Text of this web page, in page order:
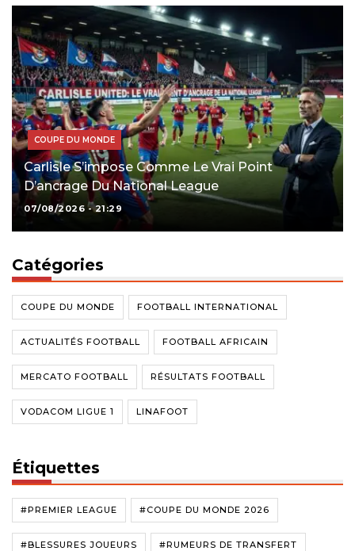
COUPE DU MONDE
Carlisle S’impose Comme Le Vrai Point
D’ancrage Du National League
07/08/2026 - 21:29
Catégories
COUPE DU MONDE FOOTBALL INTERNATIONAL
ACTUALITÉS FOOTBALL FOOTBALL AFRICAIN
MERCATO FOOTBALL RÉSULTATS FOOTBALL
VODACOM LIGUE 1 LINAFOOT
Étiquettes
#PREMIER LEAGUE #COUPE DU MONDE 2026
#BLESSURES JOUEURS #RUMEURS DE TRANSFERT